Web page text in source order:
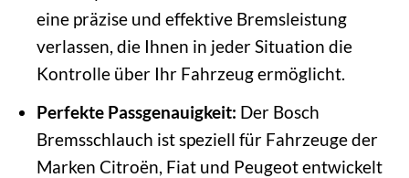
eine präzise und effektive Bremsleistung
verlassen, die Ihnen in jeder Situation die
Kontrolle über Ihr Fahrzeug ermöglicht.
Perfekte Passgenauigkeit: Der Bosch
Bremsschlauch ist speziell für Fahrzeuge der
Marken Citroën, Fiat und Peugeot entwickelt